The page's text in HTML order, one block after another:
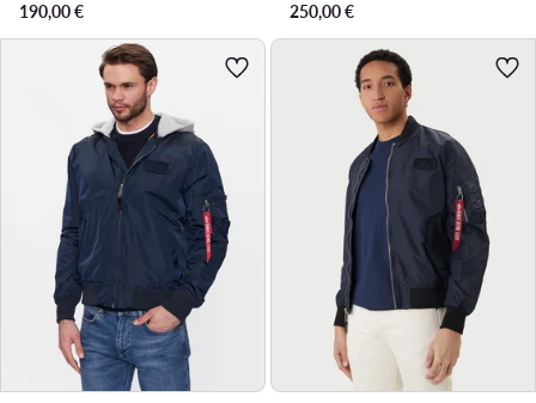
190,00€
250,00€